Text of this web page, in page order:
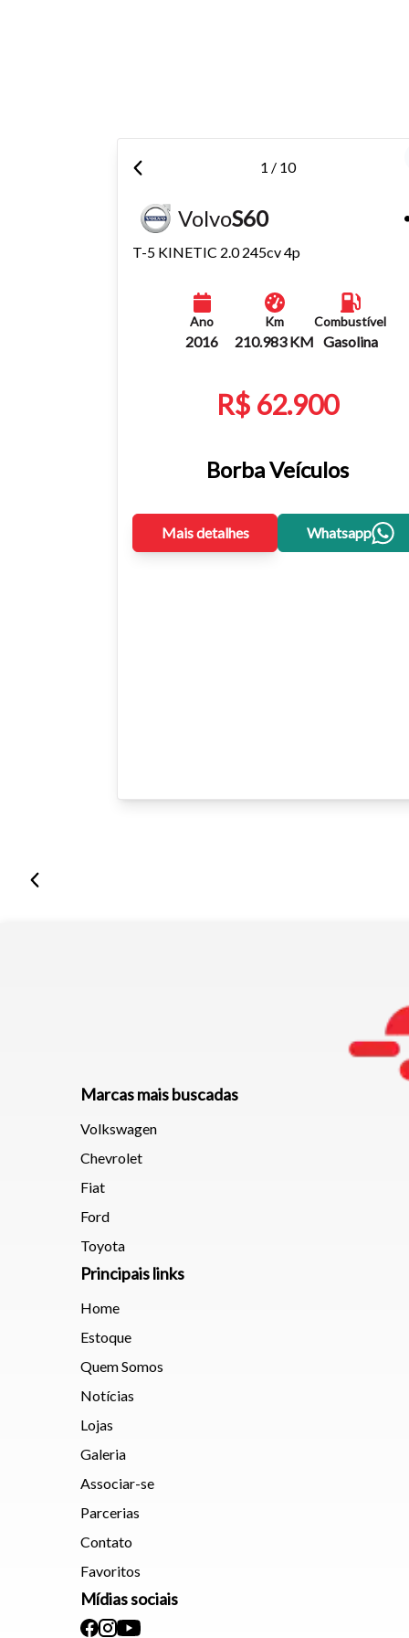
Para
1 / 10
VolvoS60
T-5 KINETIC 2.0 245cv 4p
Ano
2016
Km
210.983 KM
Combustível
Gasolina
R$ 62.900
Borba Veículos
Mais detalhes Whatsapp
Marcas mais buscadas
Volkswagen
Chevrolet
Fiat
Ford
Toyota
Principais links
Home
Estoque
Quem Somos
Notícias
Lojas
Galeria
Associar-se
Parcerias
Contato
Favoritos
Mídias sociais